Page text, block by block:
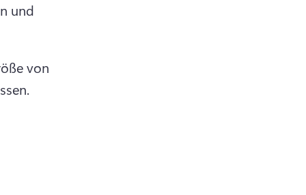
und
von